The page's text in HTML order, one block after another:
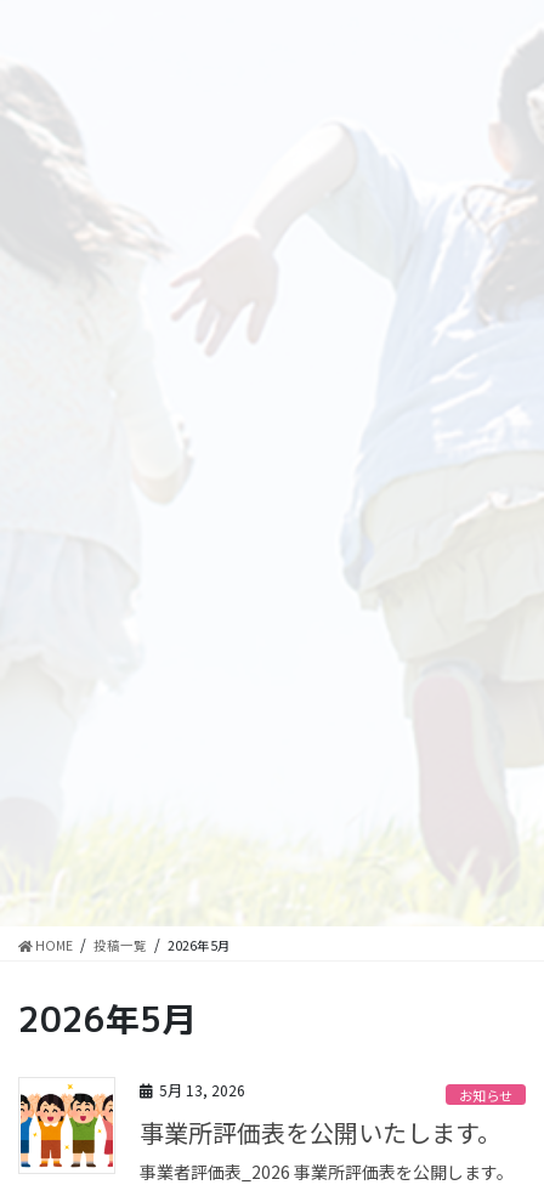
HOME 投稿一覧 2026年5月
2026年5月
5月 13, 2026 お知らせ
事業所評価表を公開いたします。
事業者評価表_2026 事業所評価表を公開します。